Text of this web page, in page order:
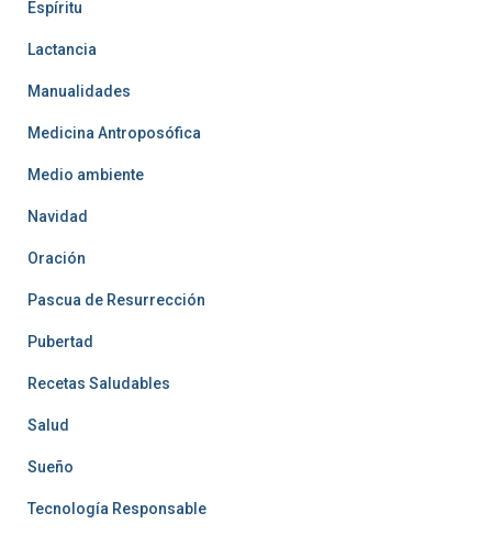
Espíritu
Lactancia
Manualidades
Medicina Antroposófica
Medio ambiente
Navidad
Oración
Pascua de Resurrección
Pubertad
Recetas Saludables
Salud
Sueño
Tecnología Responsable